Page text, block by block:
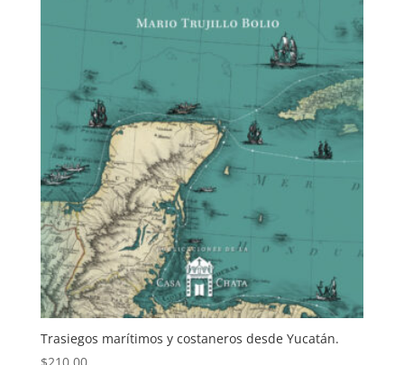
Trasiegos marítimos y costaneros desde Yucatán.